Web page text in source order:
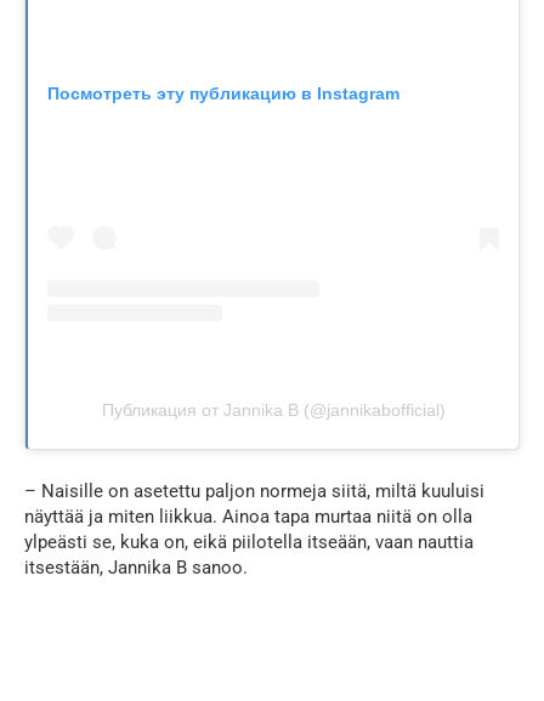
Посмотреть эту публикацию в Instagram
Публикация от Jannika B (@jannikabofficial)
– Naisille on asetettu paljon normeja siitä, miltä kuuluisi
näyttää ja miten liikkua. Ainoa tapa murtaa niitä on olla
ylpeästi se, kuka on, eikä piilotella itseään, vaan nauttia
itsestään, Jannika B sanoo.